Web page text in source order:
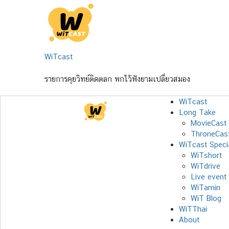
WiTcast
รายการคุยวิทย์ติดตลก พกไว้ฟังยามเปลี่ยวสมอง
WiTcast
Long Take
MovieCast
WiTcast
WiTshort
WiTdrive
Live event
WiTamin
WiT Blog
WiTThai
About